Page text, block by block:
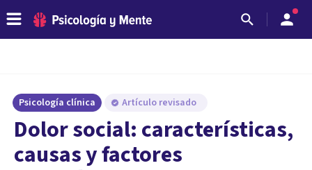
Psicología clínica Artículo revisado
Dolor social: características,
causas y factores